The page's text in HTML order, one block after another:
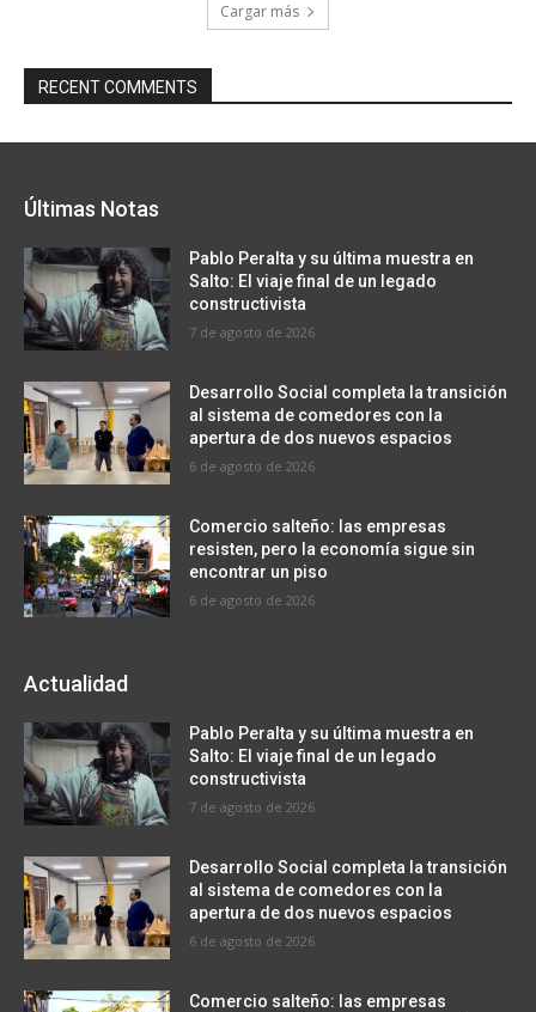
Cargar más
RECENT COMMENTS
Últimas Notas
Pablo Peralta y su última muestra en
Salto: El viaje final de un legado
constructivista
7 de agosto de 2026
Desarrollo Social completa la transición
al sistema de comedores con la
apertura de dos nuevos espacios
6 de agosto de 2026
Comercio salteño: las empresas
resisten, pero la economía sigue sin
encontrar un piso
6 de agosto de 2026
Actualidad
Pablo Peralta y su última muestra en
Salto: El viaje final de un legado
constructivista
7 de agosto de 2026
Desarrollo Social completa la transición
al sistema de comedores con la
apertura de dos nuevos espacios
6 de agosto de 2026
Comercio salteño: las empresas